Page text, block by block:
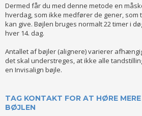
Dermed får du med denne metode en
hverdag, som ikke medfører de gener,
kan give. Bøjlen bruges normalt 22 timer i
hver 14. dag.
Antallet af bøjler (alignere) varierer
det skal understreges, at ikke alle
en Invisalign bøjle.
TAG KONTAKT FOR AT HØRE
BØJLEN